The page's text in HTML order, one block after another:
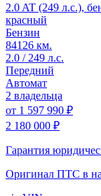
2.0 AT (249 л.с.),
красный
Бензин
84126 км.
2.0 / 249 л.с.
Передний
Автомат
2 владельца
от 1 597 990 ₽
2 180 000 ₽
Гарантия
Оригинал ПТС в